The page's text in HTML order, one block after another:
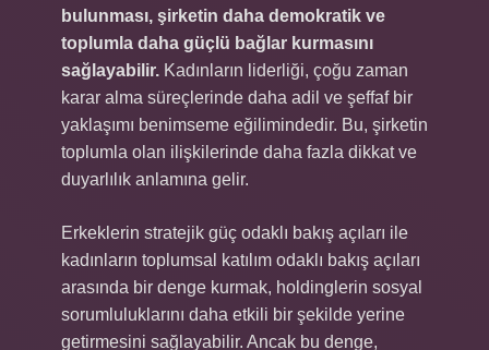
bulunması, şirketin daha demokratik ve
toplumla daha güçlü bağlar kurmasını
sağlayabilir. Kadınların liderliği, çoğu zaman
karar alma süreçlerinde daha adil ve şeffaf bir
yaklaşımı benimseme eğilimindedir. Bu, şirketin
toplumla olan ilişkilerinde daha fazla dikkat ve
duyarlılık anlamına gelir.
Erkeklerin stratejik güç odaklı bakış açıları ile
kadınların toplumsal katılım odaklı bakış açıları
arasında bir denge kurmak, holdinglerin sosyal
sorumluluklarını daha etkili bir şekilde yerine
getirmesini sağlayabilir. Ancak bu denge,